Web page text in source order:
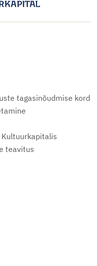
tagasinõudmise kord
Kultuurkapitalis
teavitus